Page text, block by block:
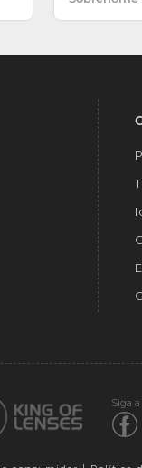
Siga